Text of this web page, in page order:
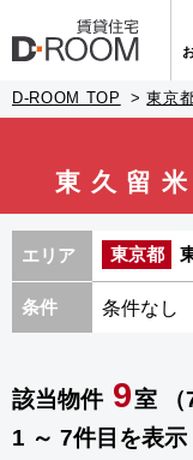
D-ROOM TOP 東京
東久留
エリア 東京都
条件 条件なし
該当物件 9室 （
1 ～ 7件目を表示